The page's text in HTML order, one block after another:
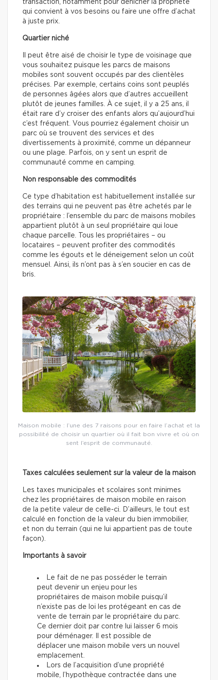
transaction, notamment pour dénicher la propriété
qui convient à vos besoins ou faire une offre d’achat
à juste prix.
Quartier niché
Il peut être aisé de choisir le type de voisinage que
vous souhaitez puisque les parcs de maisons
mobiles sont souvent occupés par des clientèles
précises. Par exemple, certains coins sont peuplés
de personnes âgées alors que d’autres accueillent
plutôt de jeunes familles. À ce sujet, il y a 25 ans, il
était rare d’y croiser des enfants alors qu’aujourd’hui
c’est fréquent. Vous pourriez également choisir un
parc où se trouvent des services et des
divertissements à proximité, comme un dépanneur
ou une plage. Parfois, on y sent un esprit de
communauté comme en camping.
Non responsable des commodités
Ce type d’habitation est habituellement installée sur
des terrains qui ne peuvent pas être achetés par le
propriétaire : l’ensemble du parc de maisons mobiles
appartient plutôt à un seul propriétaire qui loue
chaque parcelle. Tous les propriétaires – ou
locataires – peuvent profiter des commodités
comme les égouts et le déneigement selon un coût
mensuel. Ainsi, ils n’ont pas à s’en soucier en cas de
bris.
Maison mobile : l’une des 7 raisons pour en faire l’achat et la
possibilité de choisir un quartier où il fait bon vivre et où on
sent l’esprit de communauté.
Taxes calculées seulement sur la valeur de la maison
Les taxes municipales et scolaires sont minimes
chez les propriétaires de maison mobile en raison
de la petite valeur de celle-ci. D’ailleurs, le tout est
calculé en fonction de la valeur du bien immobilier,
et non du terrain (qui ne lui appartient pas de toute
façon).
Importants à savoir
Le fait de ne pas posséder le terrain
peut devenir un enjeu pour les
propriétaires de maison mobile puisqu’il
n’existe pas de loi les protégeant en cas de
vente de terrain par le propriétaire du parc.
Ce dernier doit par contre lui laisser 6 mois
pour déménager. Il est possible de
déplacer une maison mobile vers un nouvel
emplacement.
Lors de l’acquisition d’une propriété
mobile, l’hypothèque contractée dans une